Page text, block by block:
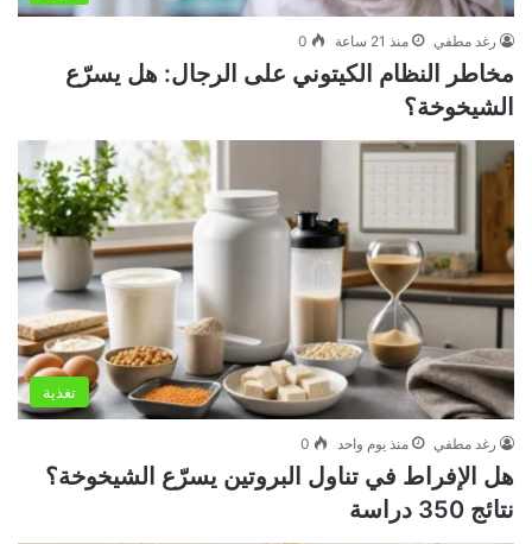
رغد مطفي منذ 21 ساعة 0
مخاطر النظام الكيتوني على الرجال: هل يسرّع
الشيخوخة؟
تغذية
رغد مطفي منذ يوم واحد 0
هل الإفراط في تناول البروتين يسرّع الشيخوخة؟
نتائج 350 دراسة